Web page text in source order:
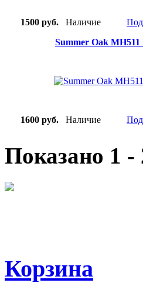
1500 руб. Наличие
Summer Oak
1600 руб. Наличие
Показано 1 -
Корзина